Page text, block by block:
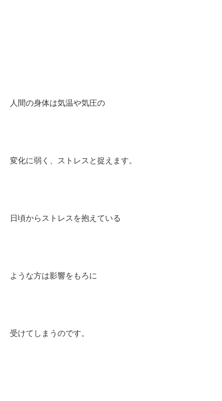
人間の身体は気温や気圧の
変化に弱く、ストレスと捉えます。
日頃からストレスを抱えている
ような方は影響をもろに
受けてしまうのです。